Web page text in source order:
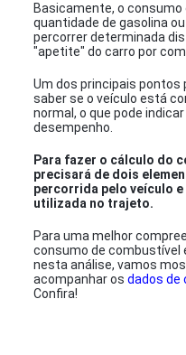
Basicamente, o
quantidade de gasolina
percorrer determinada
"apetite" do carro por
Um dos principais
saber se o veículo está
normal, o que pode
desempenho.
Para fazer o cálculo do
precisará de dois
percorrida pelo veículo
utilizada no trajeto.
Para uma melhor
consumo de
nesta análise, vamos
acompanhar osdados de
Confira!